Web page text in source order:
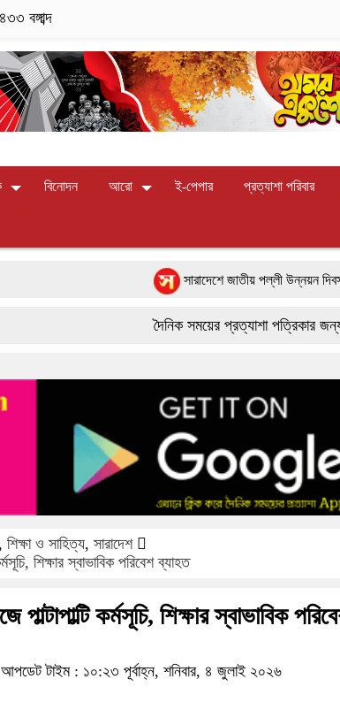
বঙ্গাব্দ
বিনোদন আরো ই-পেপার প্রত্যাশা পরিবার
সারাদেশে জাতীয় পল্লী উন্নয়ন দিবস-২০২৬
পাংশা সরকারী কলেজে রবীন্দ্র-নজরুল জয়ন্তী
ফরিদপুরে ‘শ্মশান বন্ধু’ কানু সেন অনেকটাই সুস্থ
দৈনিক সময়ের প্রত্যাশা পত্রিকার জন্য সারা
, শিক্ষা ও সাহিত্য, সারাদেশ
শিক্ষার স্বাভাবিক পরিবেশ ব্যাহত
পাল্টাপাল্টি কর্মসূচি, শিক্ষার স্বাভাবিক
আপডেট টাইম : ১০:২৩ পূর্বাহ্ন, শনিবার, ৪ জুলাই ২০২৬